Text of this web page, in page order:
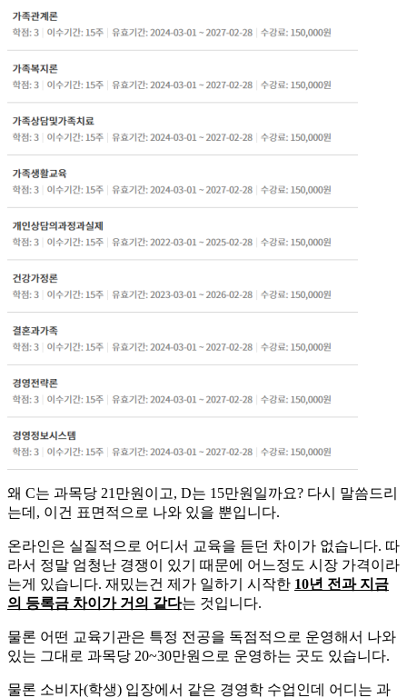
왜 C는 과목당 21만원이고, D는 15만원일까요? 다시 말씀드리
는데, 이건 표면적으로 나와 있을 뿐입니다.
​온라인은 실질적으로 어디서 교육을 듣던 차이가 없습니다. 따
라서 정말 엄청난 경쟁이 있기 때문에 어느정도 시장 가격이라
는게 있습니다. 재밌는건 제가 일하기 시작한 10년 전과 지금
의 등록금 차이가 거의 같다는 것입니다.
​물론 어떤 교육기관은 특정 전공을 독점적으로 운영해서 나와
있는 그대로 과목당 20~30만원으로 운영하는 곳도 있습니다.
​물론 소비자(학생) 입장에서 같은 경영학 수업인데 어디는 과